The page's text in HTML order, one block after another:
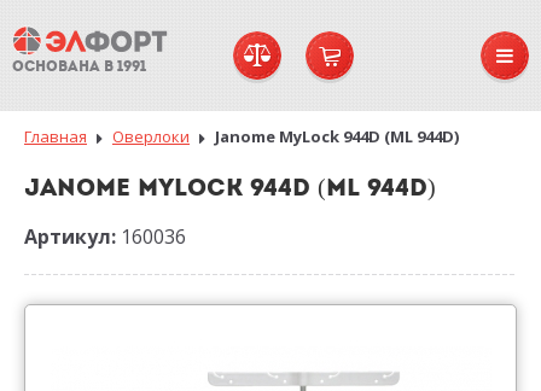
ОСНОВАНА В 1991
Главная Оверлоки Janome MyLock 944D (ML 944D)
JANOME MYLOCK 944D (ML 944D)
Артикул: 160036